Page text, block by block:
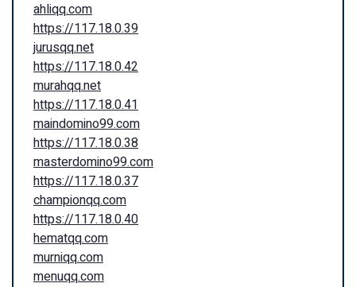
ahliqq.com
https://117.18.0.39
jurusqq.net
https://117.18.0.42
murahqq.net
https://117.18.0.41
maindomino99.com
https://117.18.0.38
masterdomino99.com
https://117.18.0.37
championqq.com
https://117.18.0.40
hematqq.com
murniqq.com
menuqq.com